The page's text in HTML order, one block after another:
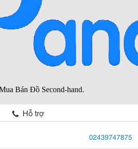
Hỗ trợ
02439747875